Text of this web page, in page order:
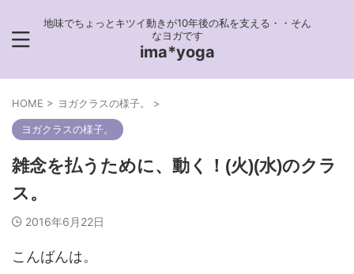
地味でちょっとキツイ動きが10年後の私を支える・・そん
なヨガです
ima*yoga
HOME > ヨガクラスの様子。 >
ヨガクラスの様子。
雑念を払うために、動く！(火)(水)のクラ
ス。
2016年6月22日
こんばんは。